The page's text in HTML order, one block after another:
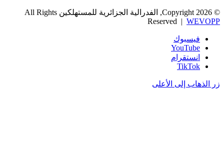
© Copyright 2026, الفدرالية الجزائرية للمستهلكين All Rights
Reserved | WEVOPP
فيسبوك
‫YouTube
انستقرام
‫TikTok
زر الذهاب إلى الأعلى